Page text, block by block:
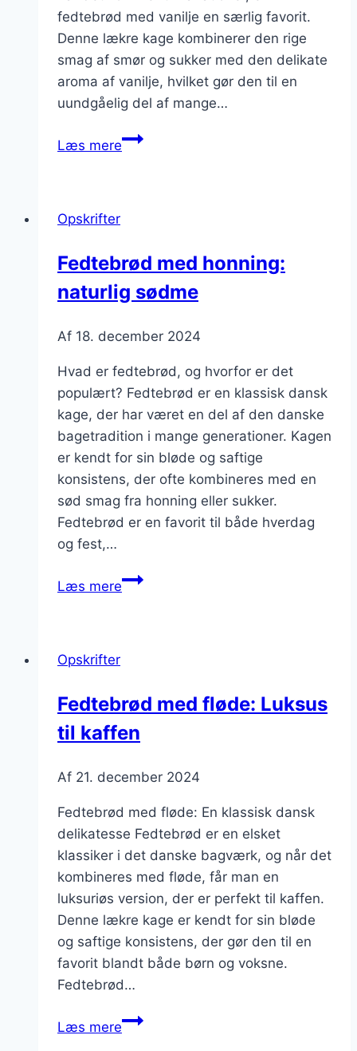
fedtebrød med vanilje en særlig favorit.
Denne lækre kage kombinerer den rige
smag af smør og sukker med den delikate
aroma af vanilje, hvilket gør den til en
uundgåelig del af mange…
Læs mereDuftende
Opskrifter
Fedtebrød med honning:
naturlig sødme
Af 18. december 2024
Hvad er fedtebrød, og hvorfor er det
populært? Fedtebrød er en klassisk dansk
kage, der har været en del af den danske
bagetradition i mange generationer. Kagen
er kendt for sin bløde og saftige
konsistens, der ofte kombineres med en
sød smag fra honning eller sukker.
Fedtebrød er en favorit til både hverdag
og fest,…
Læs mereFedtebrød
Opskrifter
Fedtebrød med fløde: Luksus
til kaffen
Af 21. december 2024
Fedtebrød med fløde: En klassisk dansk
delikatesse Fedtebrød er en elsket
klassiker i det danske bagværk, og når det
kombineres med fløde, får man en
luksuriøs version, der er perfekt til kaffen.
Denne lækre kage er kendt for sin bløde
og saftige konsistens, der gør den til en
favorit blandt både børn og voksne.
Fedtebrød…
Læs mereFedtebrød